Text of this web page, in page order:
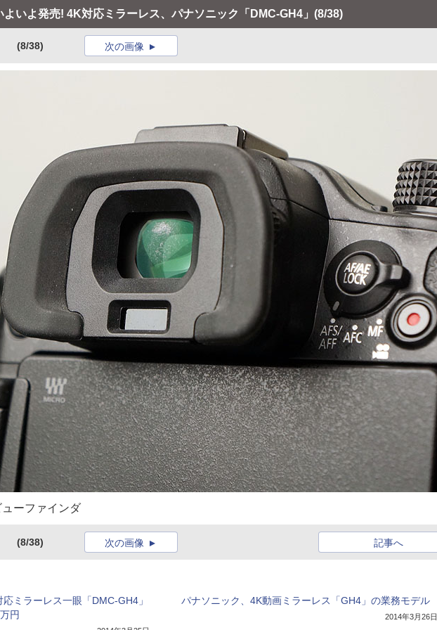
いよ発売! 4K対応ミラーレス、パナソニック「DMC-GH4」 (8/38)
(8/38) 次の画像
ーファインダ
(8/38) 記事へ
次の画像
ミラーレス一眼「DMC-GH4」
円
パナソニック、4K動画ミラーレス「GH4」の業務モデル
2014年3月26日